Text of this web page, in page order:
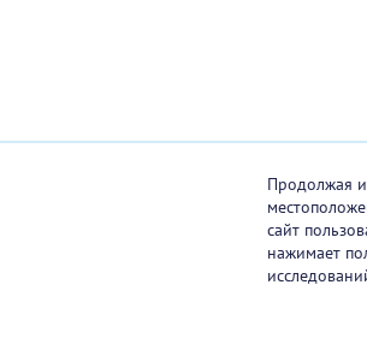
Продолжая
сайт
нажимает